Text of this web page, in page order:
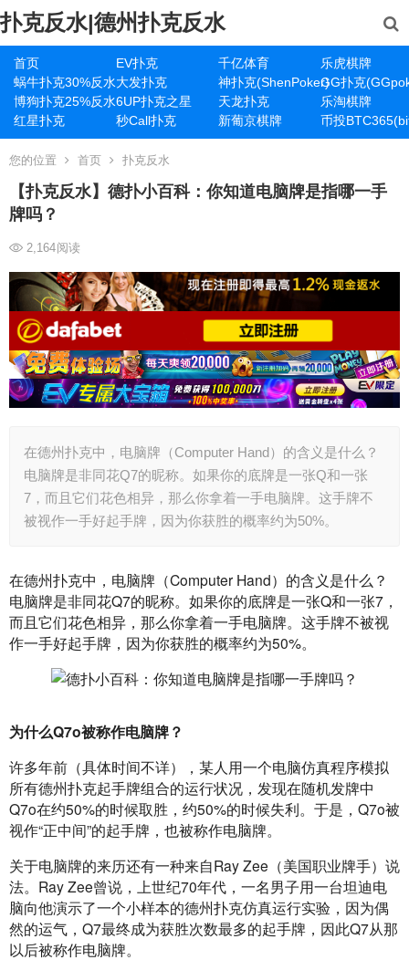
扑克反水|德州扑克反水
首页 EV扑克 千亿体育
乐虎棋牌
蜗牛扑克30%反水大发扑克 神扑克(ShenPoker)GG扑克
博狗扑克25%反水6UP扑克之星 天龙扑克
乐淘棋牌
红星扑克
秒Call扑克 新葡京棋牌 币投
您的位置 首页 扑克反水
【扑克反水】德扑小百科：你知道电脑牌是指哪一手
牌吗？
2,164阅读
在德州扑克中，电脑牌（Computer Hand）的含义是什么？
电脑牌是非同花Q7的昵称。如果你的底牌是一张Q和一张
7，而且它们花色相异，那么你拿着一手电脑牌。这手牌不
被视作一手好起手牌，因为你获胜的概率约为50%。
在德州扑克中，电脑牌（Computer Hand）的含义是什么？
电脑牌是非同花Q7的昵称。如果你的底牌是一张Q和一张7，
而且它们花色相异，那么你拿着一手电脑牌。这手牌不被视
作一手好起手牌，因为你获胜的概率约为50%。
为什么Q7o被称作电脑牌？
许多年前（具体时间不详），某人用一个电脑仿真程序模拟
所有德州扑克起手牌组合的运行状况，发现在随机发牌中
Q7o在约50%的时候取胜，约50%的时候失利。于是，Q7o被
视作“正中间”的起手牌，也被称作电脑牌。
关于电脑牌的来历还有一种来自Ray Zee（美国职业牌手）说
法。Ray Zee曾说，上世纪70年代，一名男子用一台坦迪电
脑向他演示了一个小样本的德州扑克仿真运行实验，因为偶
然的运气，Q7最终成为获胜次数最多的起手牌，因此Q7从那
以后被称作电脑牌。